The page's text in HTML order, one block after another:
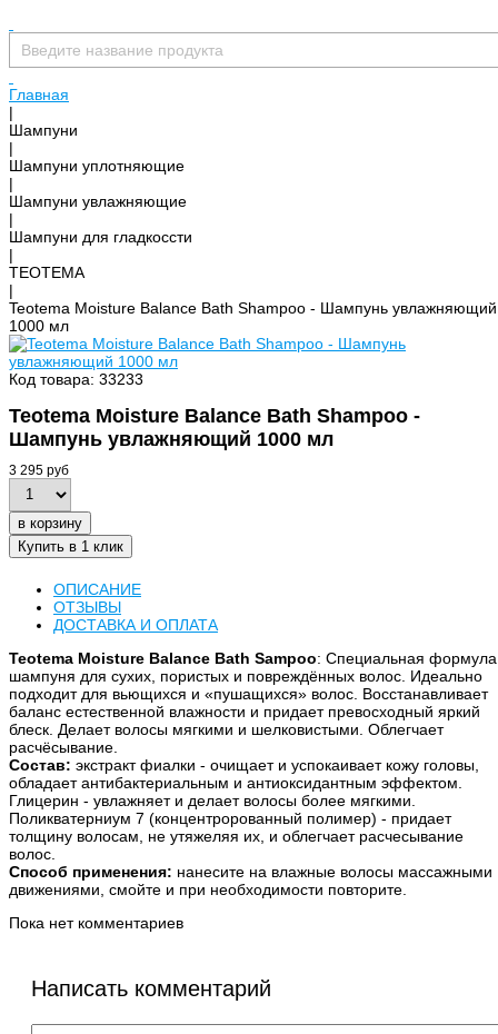
Главная
|
Шампуни
|
Шампуни уплотняющие
|
Шампуни увлажняющие
|
Шампуни для гладкоссти
|
TEOTEMA
|
Teotema Moisture Balance Bath Shampoo - Шампунь увлажняющий
1000 мл
Код товара: 33233
Teotema Moisture Balance Bath Shampoo -
Шампунь увлажняющий 1000 мл
3 295 руб
в корзину
Купить в 1 клик
ОПИСАНИЕ
ОТЗЫВЫ
ДОСТАВКА И ОПЛАТА
Teotema Moisture Balance Bath Sampoo: Специальная формула
шампуня для сухих, пористых и повреждённых волос. Идеально
подходит для вьющихся и «пушащихся» волос. Восстанавливает
баланс естественной влажности и придает превосходный яркий
блеск. Делает волосы мягкими и шелковистыми. Облегчает
расчёсывание.
Состав: экстракт фиалки - очищает и успокаивает кожу головы,
обладает антибактериальным и антиоксидантным эффектом.
Глицерин - увлажняет и делает волосы более мягкими.
Поликватерниум 7 (концентророванный полимер) - придает
толщину волосам, не утяжеляя их, и облегчает расчесывание
волос.
Способ применения: нанесите на влажные волосы массажными
движениями, смойте и при необходимости повторите.
Пока нет комментариев
Написать комментарий